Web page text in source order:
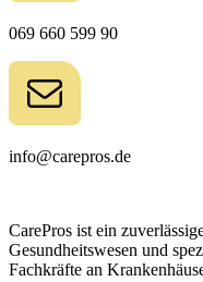
069 660 599 90
info@carepros.de
CarePros ist ein
Gesundheitswesen und
Fachkräfte an